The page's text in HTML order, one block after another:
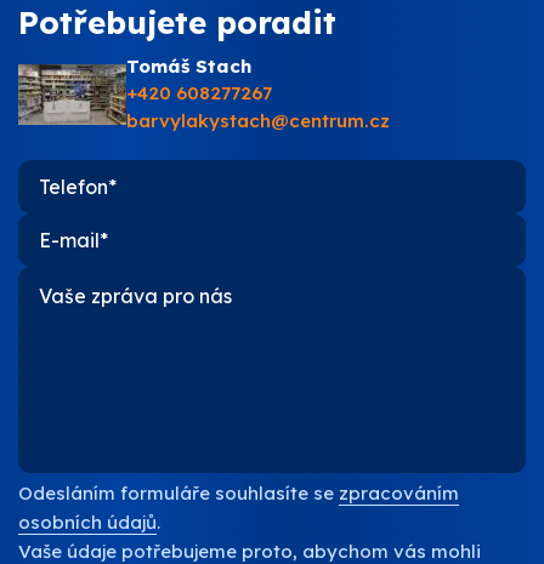
Vzorníky
Postupy a návody
Kontakty
Potřebujete poradit
Tomáš Stach
+420 608277267
barvylakystach@centrum.cz
Odesláním formuláře souhlasíte se zpracováním
osobních údajů.
Vaše údaje potřebujeme proto, abychom vás mohli